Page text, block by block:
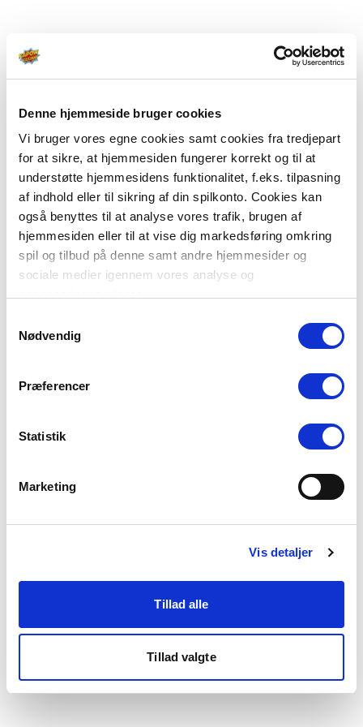
Denne hjemmeside bruger cookies
Vi bruger vores egne cookies samt cookies fra tredjepart
for at sikre, at hjemmesiden fungerer korrekt og til at
understøtte hjemmesidens funktionalitet, f.eks. tilpasning
af indhold eller til sikring af din spilkonto. Cookies kan
også benyttes til at analyse vores trafik, brugen af
hjemmesiden eller til at vise dig markedsføring omkring
spil og tilbud på denne samt andre hjemmesider og
sociale medier igennem vores analyse og
Du kan læse mere om vores brug af cookies under
"Detaljer" eller ved at klikke videre til vores Cookiepolitik,
Nødvendig
Præferencer
Statistik
Marketing
Vis detaljer
Tillad alle
Tillad valgte